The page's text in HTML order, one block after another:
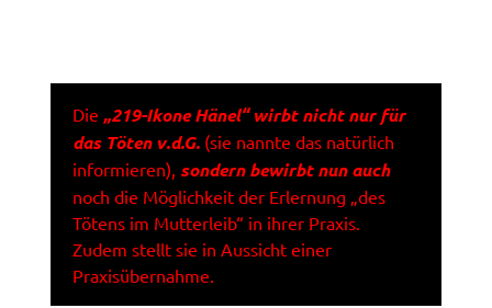
Die „219-Ikone Hänel“ wirbt nicht nur für
das Töten v.d.G. (sie nannte das natürlich
informieren), sondern bewirbt nun auch
noch die Möglichkeit der Erlernung „des
Tötens im Mutterleib“ in ihrer Praxis.
Zudem stellt sie in Aussicht einer
Praxisübernahme.